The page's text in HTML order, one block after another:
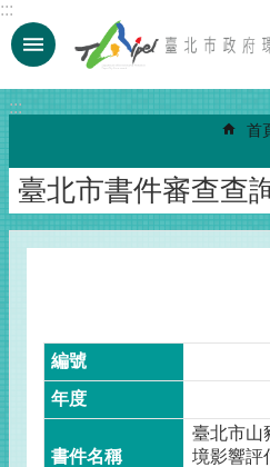
跳到主要內容區塊
:::
:::
首
臺北市書件審查查
臺北市山
境影響評